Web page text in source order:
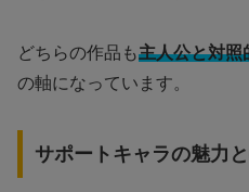
どちらの作品も主人公と対照
の軸になっています。
サポートキャラの魅力